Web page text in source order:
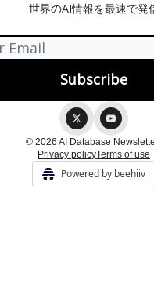
世界のAI情報を最速で発
© 2026 AI Database
Privacy policyTerms of use
Powered by beehiiv